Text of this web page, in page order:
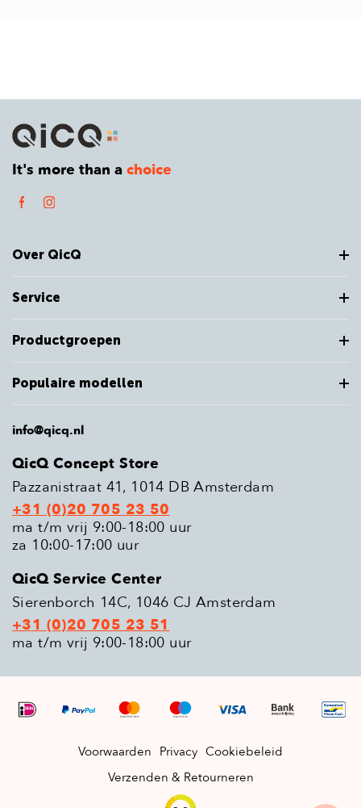
It's more than a choice
Over QicQ
Service
Productgroepen
Populaire modellen
info@qicq.nl
QicQ Concept Store
Pazzanistraat 41, 1014 DB Amsterdam
+31 (0)20 705 23 50
ma t/m vrij 9:00-18:00 uur
za 10:00-17:00 uur
QicQ Service Center
Sierenborch 14C, 1046 CJ Amsterdam
+31 (0)20 705 23 51
ma t/m vrij 9:00-18:00 uur
Voorwaarden Privacy Cookiebeleid
Verzenden & Retourneren